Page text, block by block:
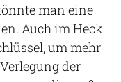
man eine
Auch im Heck
um mehr
der